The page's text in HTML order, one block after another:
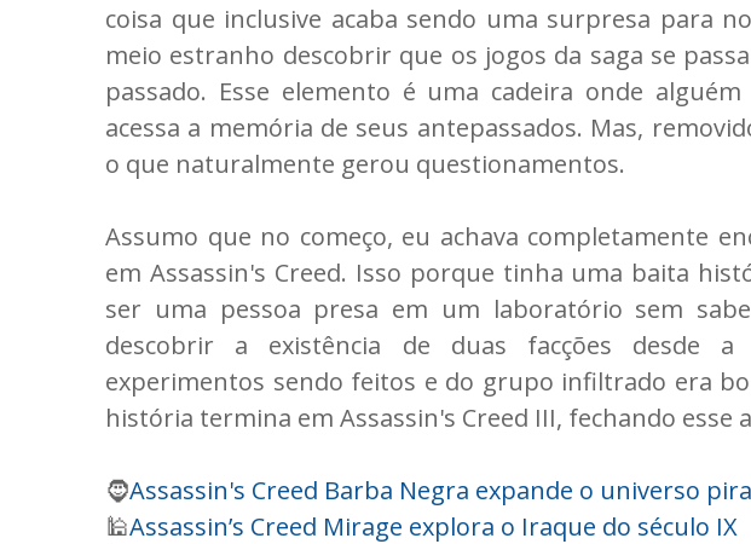
coisa que inclusive acaba sendo uma surpresa para
meio estranho descobrir que os jogos da saga se
passado. Esse elemento é uma cadeira onde
acessa a memória de seus antepassados. Mas,
o que naturalmente gerou questionamentos.
Assumo que no começo, eu achava completamente
em Assassin's Creed. Isso porque tinha uma baita
ser uma pessoa presa em um laboratório sem
descobrir a existência de duas facções desde a
experimentos sendo feitos e do grupo infiltrado era
história termina em Assassin's Creed III, fechando esse
🧔Assassin's Creed Barba Negra expande o universo
🕌Assassin’s Creed Mirage explora o Iraque do século IX